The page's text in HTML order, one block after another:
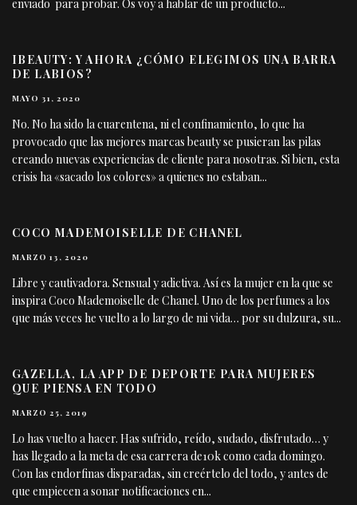
enviado para probar. Os voy a hablar de un producto...
IBEAUTY: Y AHORA ¿CÓMO ELEGIMOS UNA BARRA
DE LABIOS?
MAYO 31, 2020
No. No ha sido la cuarentena, ni el confinamiento, lo que ha
provocado que las mejores marcas beauty se pusieran las pilas
creando nuevas experiencias de cliente para nosotras. Si bien, esta
crisis ha «sacado los colores» a quienes no estaban...
COCO MADEMOISELLE DE CHANEL
MARZO 13, 2020
Libre y cautivadora. Sensual y adictiva. Así es la mujer en la que se
inspira Coco Mademoiselle de Chanel. Uno de los perfumes a los
que más veces he vuelto a lo largo de mi vida… por su dulzura, su...
GAZELLA, LA APP DE DEPORTE PARA MUJERES
QUE PIENSA EN TODO
MARZO 25, 2019
Lo has vuelto a hacer. Has sufrido, reído, sudado, disfrutado… y
has llegado a la meta de esa carrera de10k como cada domingo.
Con las endorfinas disparadas, sin creértelo del todo, y antes de
que empiecen a sonar notificaciones en...